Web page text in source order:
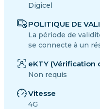
Digicel
POLITIQUE DE
La période de
se connecte à un
eKTY (Vérification
Non requis
Vitesse
4G